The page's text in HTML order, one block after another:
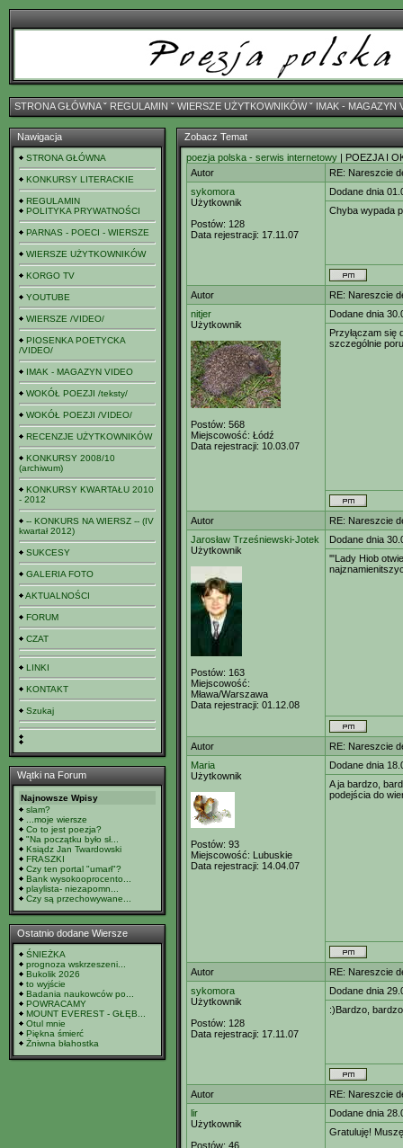
STRONA GŁÓWNAˇ REGULAMIN ˇ WIERSZE UŻYTKOWNIKÓWˇ IMAK - MAGAZYN
Nawigacja
STRONA GŁÓWNA
KONKURSY LITERACKIE
REGULAMIN
POLITYKA PRYWATNOŚCI
PARNAS - POECI - WIERSZE
WIERSZE UŻYTKOWNIKÓW
KORGO TV
YOUTUBE
WIERSZE /VIDEO/
PIOSENKA POETYCKA
/VIDEO/
IMAK - MAGAZYN VIDEO
WOKÓŁ POEZJI /teksty/
WOKÓŁ POEZJI /VIDEO/
RECENZJE UŻYTKOWNIKÓW
KONKURSY 2008/10
(archiwum)
KONKURSY KWARTAŁU 2010
- 2012
-- KONKURS NA WIERSZ -- (IV
kwartał 2012)
SUKCESY
GALERIA FOTO
AKTUALNOŚCI
FORUM
CZAT
LINKI
KONTAKT
Szukaj
Wątki na Forum
Najnowsze Wpisy
slam?
...moje wiersze
Co to jest poezja?
"Na początku było sł...
Ksiądz Jan Twardowski
FRASZKI
Czy ten portal "umarł"?
Bank wysokooprocento...
playlista- niezapomn...
Czy są przechowywane...
Ostatnio dodane Wiersze
ŚNIEŻKA
prognoza wskrzeszeni...
Bukolik 2026
to wyjście
Badania naukowców po...
POWRACAMY
MOUNT EVEREST - GŁĘB...
Otul mnie
Piękna śmierć
Żniwna błahostka
Zobacz Temat
poezja polska - serwis internetowy | POEZJA I
Autor
RE: Nareszcie
sykomora
Użytkownik
Postów: 128
Data rejestracji: 17.11.07
Dodane dnia
Chyba wypada
Autor
RE: Nareszcie
nitjer
Użytkownik
Postów: 568
Miejscowość: Łódź
Data rejestracji: 10.03.07
Dodane dnia
Przyłączam się
szczególnie
Autor
RE: Nareszcie
Jarosław Trześniewski-Jotek
Użytkownik
Postów: 163
Miejscowość:
Mława/Warszawa
Data rejestracji: 01.12.08
Dodane dnia
'"Lady Hiob
Autor
RE: Nareszcie
Maria
Użytkownik
Postów: 93
Miejscowość: Lubuskie
Data rejestracji: 14.04.07
Dodane dnia
A ja bardzo,
podejścia do
Autor
RE: Nareszcie
sykomora
Użytkownik
Postów: 128
Data rejestracji: 17.11.07
Dodane dnia
:)Bardzo,
Autor
RE: Nareszcie
lir
Użytkownik
Postów: 46
Dodane dnia
Gratuluję!